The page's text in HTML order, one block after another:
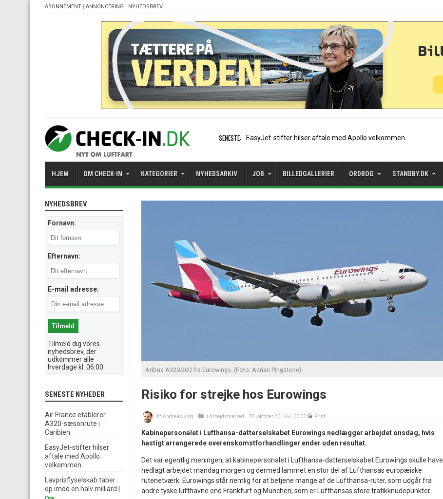
ABONNEMENT | ANNONCERING | NYHEDSBREV
SENESTE: Air France etablerer A320
HJEM OM CHECK-IN KATEGORIER NYHEDSARKIV JOB BILLEDGALLERIER ORDBOG STANDBY.DK
Aribus A320-200 fra Eurowings. (Foto: Adrian Pingstone)
Risiko for strejke hos Eurowings
Af:Andreas Krog i Arbejdsmarked 25. oktober 2016 kl. 00:00 Print
Kabinepersonalet i Lufthansa-datterselskabet Eurowings nedlægger arbejdet onsdag, hvis
hastigt arrangerede overenskomstforhandlinger ender uden resultat.
Det var egentlig meningen, at kabinepersonalet i Lufthansa-datterselskabet Eurowings skulle have
nedlagt arbejdet mandag morgen og dermed lammet en stor del af Lufthansas europæiske
rutenetværk. Eurowings står nemlig for at betjene mange af de Lufthansa-ruter, som udgår fra
andre tyske lufthavne end Frankfurt og München, som er Lufthansas store trafikknudepunkter.
NYHEDSBREV
Fornavn:
Efternavn:
E-mail adresse:
Tilmeld dig vores
nyhedsbrev, der
udkommer alle
hverdage kl. 06:00
SENESTE NYHEDER
Air France etablerer
A320-sæsonrute i
Caribien
EasyJet-stifter hilser
aftale med Apollo
velkommen
Lavprisflyselskab taber
op imod en halv milliard